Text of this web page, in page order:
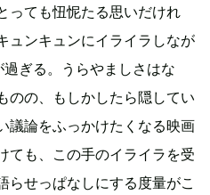
っても忸怩たる思いだけれ
ュンキュンにイライラしなが
ぎる。うらやましさはな
のの、もしかしたら隠してい
議論をふっかけたくなる映画
ても、この手のイライラを受
らせっぱなしにする度量がこ